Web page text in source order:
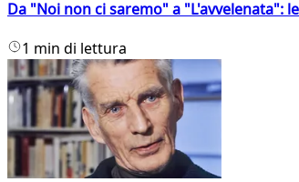
Da "Noi non ci saremo" a "L'avvelenata":
1 min di lettura